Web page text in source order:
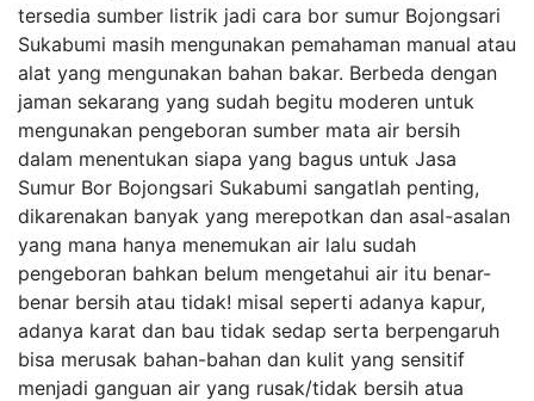
tersedia sumber listrik jadi cara bor sumur Bojongsari
Sukabumi masih mengunakan pemahaman manual atau
alat yang mengunakan bahan bakar. Berbeda dengan
jaman sekarang yang sudah begitu moderen untuk
mengunakan pengeboran sumber mata air bersih
dalam menentukan siapa yang bagus untuk Jasa
Sumur Bor Bojongsari Sukabumi sangatlah penting,
dikarenakan banyak yang merepotkan dan asal-asalan
yang mana hanya menemukan air lalu sudah
pengeboran bahkan belum mengetahui air itu benar-
benar bersih atau tidak! misal seperti adanya kapur,
adanya karat dan bau tidak sedap serta berpengaruh
bisa merusak bahan-bahan dan kulit yang sensitif
menjadi ganguan air yang rusak/tidak bersih atua